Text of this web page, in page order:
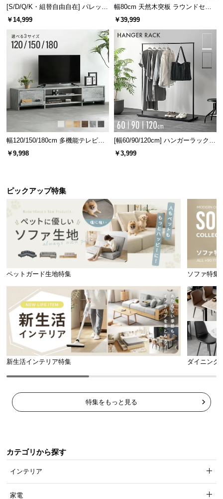
モカベージュ MOCHA BEIGE
充実のアフターサービス
商品のお届けから、ご購入後のアフターサービスま
で、トータルでご満足頂けるように努めています。
安心と信頼の「3ヶ月保証」
機能の損壊・部品の紛失など予期せぬトラブルに
も無償で対応。ご購入3ヶ月以内に不具合が発生し
[S/D/Q/K・組替自由自在] パレット
ベッド 8/12/16枚セット
￥14,999
幅80cm 天然木突板 ラウンドセン
ターテーブル 美しい格子デザイン
￥39,999
幅120/150/180cm 多機能テレビボ
ード 木目/石目調 オープン収納・
引き出し収納付き
￥9,998
[幅60/90/120cm] ハンガーラック
スチール 4段階高さ調節 サイドフ
ック オープンラック シンプル
￥3,999
ピックアップ特集
ペットガード生地特集 ソファ特集
新生活インテリア特集 ダイニング
特集をもっと見る
カテゴリから探す
インテリア
家電